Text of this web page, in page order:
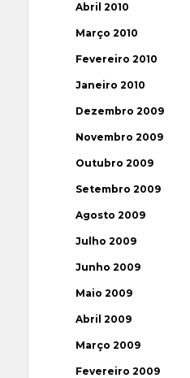
Abril 2010
Março 2010
Fevereiro 2010
Janeiro 2010
Dezembro 2009
Novembro 2009
Outubro 2009
Setembro 2009
Agosto 2009
Julho 2009
Junho 2009
Maio 2009
Abril 2009
Março 2009
Fevereiro 2009